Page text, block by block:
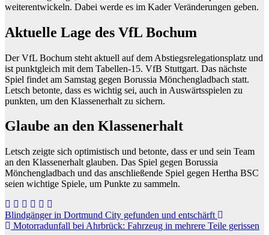
weiterentwickeln. Dabei werde es im Kader Veränderungen geben.
Aktuelle Lage des VfL Bochum
Der VfL Bochum steht aktuell auf dem Abstiegsrelegationsplatz und
ist punktgleich mit dem Tabellen-15. VfB Stuttgart. Das nächste
Spiel findet am Samstag gegen Borussia Mönchengladbach statt.
Letsch betonte, dass es wichtig sei, auch in Auswärtsspielen zu
punkten, um den Klassenerhalt zu sichern.
Glaube an den Klassenerhalt
Letsch zeigte sich optimistisch und betonte, dass er und sein Team
an den Klassenerhalt glauben. Das Spiel gegen Borussia
Mönchengladbach und das anschließende Spiel gegen Hertha BSC
seien wichtige Spiele, um Punkte zu sammeln.
Beitragsnavigation
Blindgänger in Dortmund City gefunden und entschärft
Motorradunfall bei Ahrbrück: Fahrzeug in mehrere Teile gerissen